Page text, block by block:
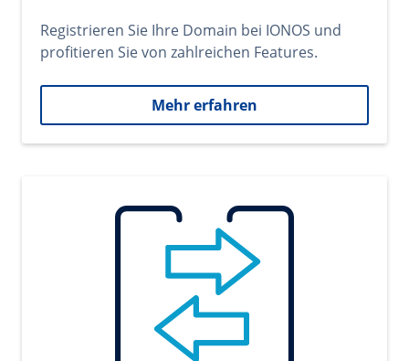
Registrieren Sie Ihre Domain bei IONOS und
profitieren Sie von zahlreichen Features.
Mehr erfahren